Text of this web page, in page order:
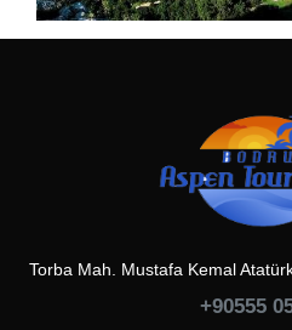
Torba Mah. Mustafa Kemal
+90555